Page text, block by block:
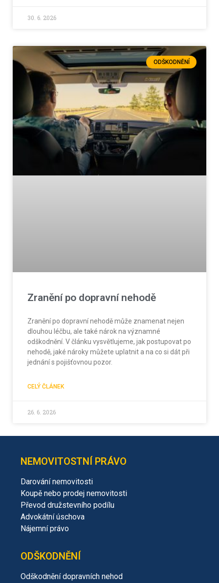
30. 6. 2026
ODŠKODNĚNÍ
Zranění po dopravní nehodě
Zranění po dopravní nehodě může znamenat nejen
dlouhou léčbu, ale také nárok na významné
odškodnění. V článku vysvětlujeme, jak postupovat po
nehodě, jaké nároky můžete uplatnit a na co si dát při
jednání s pojišťovnou pozor.
CELÝ ČLÁNEK
26. 6. 2026
NEMOVITOSTNÍ PRÁVO
Darování nemovitosti
Koupě nebo prodej nemovitosti
Převod družstevního podílu
Advokátní úschova
Nájemní právo
ODŠKODNĚNÍ
Odškodnění dopravních nehod